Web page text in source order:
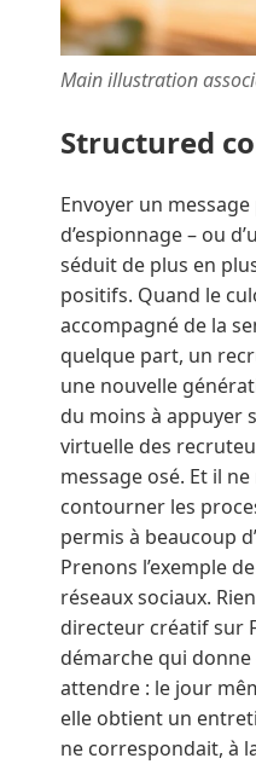
Main illustration
Structured
Envoyer un
d’espionnage – ou
séduit de plus en
positifs. Quand le
accompagné de la
quelque part, un
une nouvelle
du moins à appuyer
virtuelle des
message osé. Et il
contourner les
permis à beaucoup
Prenons l’exemple
réseaux sociaux.
directeur créatif sur
démarche qui
attendre : le jour
elle obtient un
ne correspondait, à